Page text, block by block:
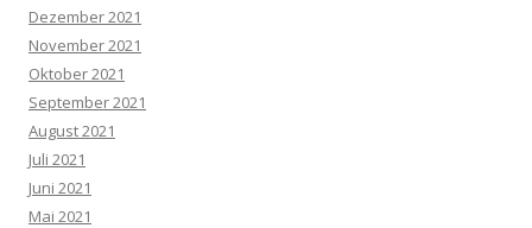
Dezember 2021
November 2021
Oktober 2021
September 2021
August 2021
Juli 2021
Juni 2021
Mai 2021